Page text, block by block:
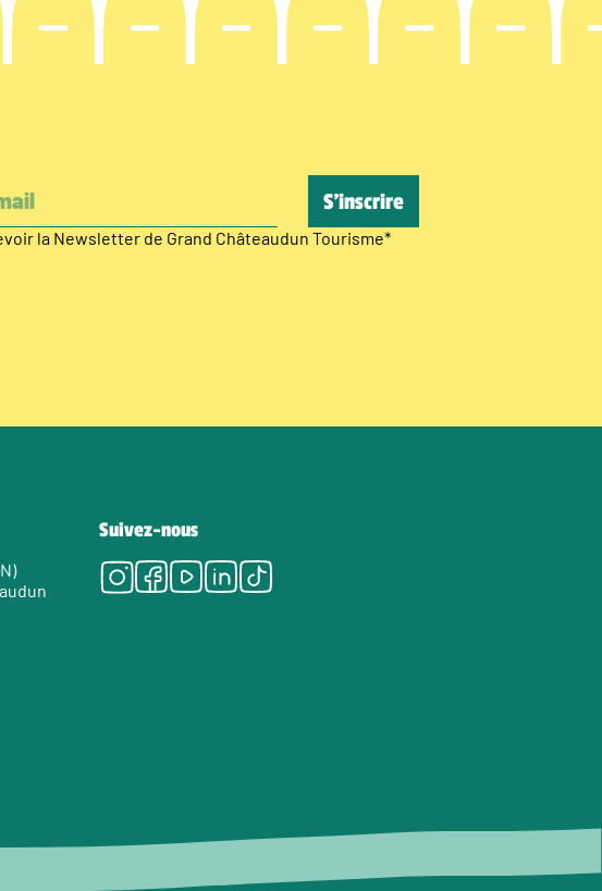
la Newsletter de Grand Châteaudun Tourisme*
Suivez-nous
Instagram
Facebook
Youtube
LinkedIn
Tiktok